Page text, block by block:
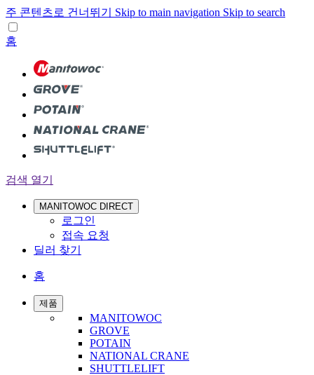
주 콘텐츠로 건너뛰기 Skip to main navigation Skip to search
홈
검색 열기
MANITOWOC DIRECT
로그인
접속 요청
딜러 찾기
홈
제품
MANITOWOC
GROVE
POTAIN
NATIONAL CRANE
SHUTTLELIFT